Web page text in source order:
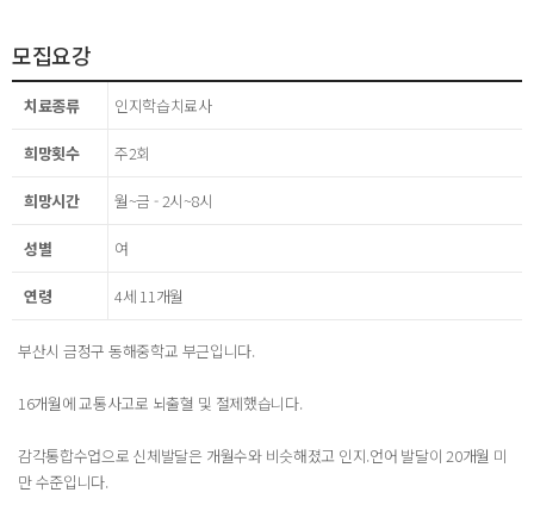
모집요강
치료종류 인지학습치료사
희망횟수 주2회
희망시간 월~금 - 2시~8시
성별 여
연령 4세 11개월
부산시 금정구 동해중학교 부근입니다.
16개월에 교통사고로 뇌출혈 및 절제했습니다.
감각통합수업으로 신체발달은 개월수와 비슷해졌고 인지.언어 발달이 20개월 미
만 수준입니다.